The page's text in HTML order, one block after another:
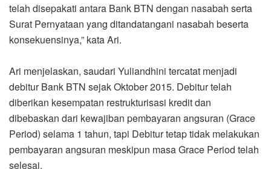
telah disepakati antara Bank BTN dengan nasabah serta
Surat Pernyataan yang ditandatangani nasabah beserta
konsekuensinya,” kata Ari.
Ari menjelaskan, saudari Yuliandhini tercatat menjadi
debitur Bank BTN sejak Oktober 2015. Debitur telah
diberikan kesempatan restrukturisasi kredit dan
dibebaskan dari kewajiban pembayaran angsuran (Grace
Period) selama 1 tahun, tapi Debitur tetap tidak melakukan
pembayaran angsuran meskipun masa Grace Period telah
selesai.